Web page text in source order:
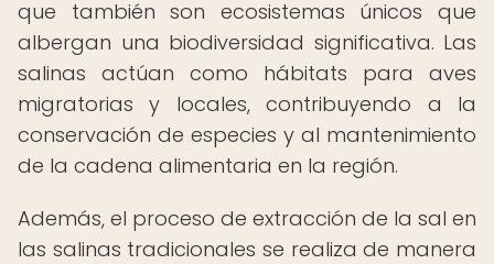
que también son ecosistemas únicos que
albergan una biodiversidad significativa. Las
salinas actúan como hábitats para aves
migratorias y locales, contribuyendo a la
conservación de especies y al mantenimiento
de la cadena alimentaria en la región.
Además, el proceso de extracción de la sal en
las salinas tradicionales se realiza de manera